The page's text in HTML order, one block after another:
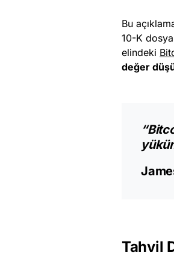
Bu
10-K
elindeki
değer
Tahvil